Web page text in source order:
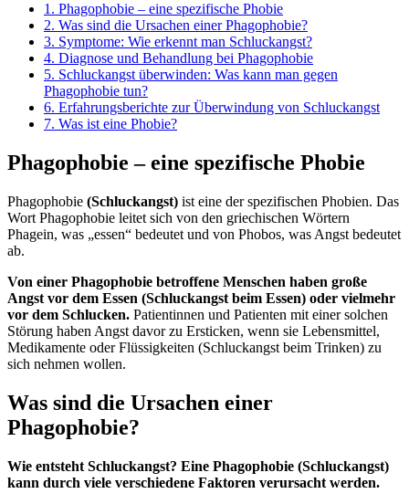
1. Phagophobie – eine spezifische Phobie
2. Was sind die Ursachen einer Phagophobie?
3. Symptome: Wie erkennt man Schluckangst?
4. Diagnose und Behandlung bei Phagophobie
5. Schluckangst überwinden: Was kann man gegen
Phagophobie tun?
6. Erfahrungsberichte zur Überwindung von Schluckangst
7. Was ist eine Phobie?
Phagophobie – eine spezifische Phobie
Phagophobie (Schluckangst) ist eine der spezifischen Phobien. Das
Wort Phagophobie leitet sich von den griechischen Wörtern
Phagein, was „essen“ bedeutet und von Phobos, was Angst bedeutet
ab.
Von einer Phagophobie betroffene Menschen haben große
Angst vor dem Essen (Schluckangst beim Essen) oder vielmehr
vor dem Schlucken. Patientinnen und Patienten mit einer solchen
Störung haben Angst davor zu Ersticken, wenn sie Lebensmittel,
Medikamente oder Flüssigkeiten (Schluckangst beim Trinken) zu
sich nehmen wollen.
Was sind die Ursachen einer
Phagophobie?
Wie entsteht Schluckangst? Eine Phagophobie (Schluckangst)
kann durch viele verschiedene Faktoren verursacht werden.